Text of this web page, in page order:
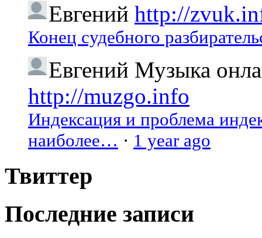
Евгений http://
Конец судебного
Евгений Музыка
http://muzgo.info
Индексация и проблема
наиболее… · 1 year ago
Твиттер
Последние записи